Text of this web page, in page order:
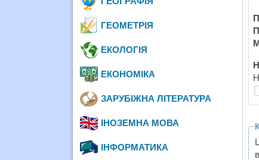
ГЕОМЕТРІЯ
ЕКОЛОГІЯ
ЕКОНОМІКА
ЗАРУБІЖНА ЛІТЕРАТУРА
ІНОЗЕМНА МОВА
ІНФОРМАТИКА